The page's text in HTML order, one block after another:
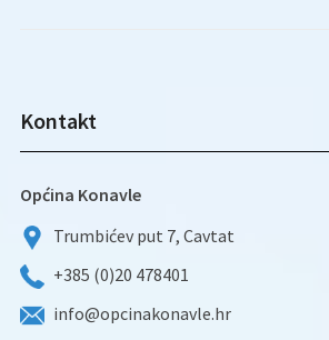
Kontakt
Općina Konavle
Trumbićev put 7, Cavtat
+385 (0)20 478401
info@opcinakonavle.hr